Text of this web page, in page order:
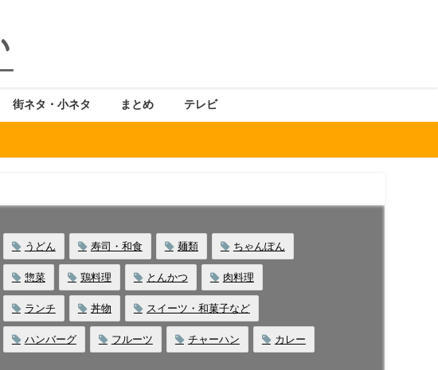
街ネタ・小ネタ まとめ テレビ
うどん 寿司・和食 麺類 ちゃんぽん
惣菜 鶏料理 とんかつ 肉料理
ランチ 丼物 スイーツ・和菓子など
ハンバーグ フルーツ チャーハン カレー